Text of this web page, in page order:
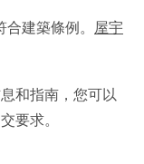
建築條例。 屋宇
和指南，您可以
要求。